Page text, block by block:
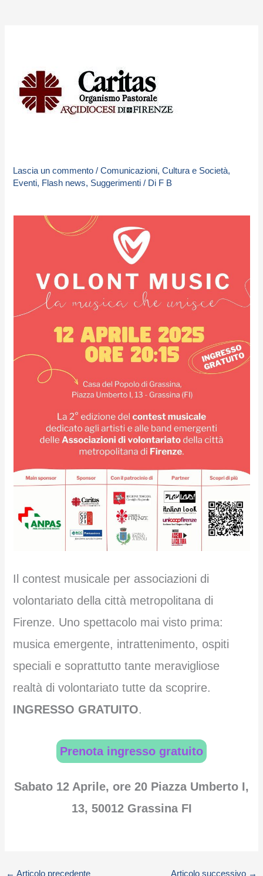
Lascia un commento /Comunicazioni,Cultura e Società,
Eventi, Flash news, Suggerimenti / Di F B
Il contest musicale per associazioni di
volontariato della città metropolitana di
Firenze. Uno spettacolo mai visto prima:
musica emergente, intrattenimento, ospiti
speciali e soprattutto tante meravigliose
realtà di volontariato tutte da scoprire.
INGRESSO GRATUITO.
Prenota ingresso gratuito
Sabato 12 Aprile, ore 20 Piazza Umberto I,
13, 50012 Grassina FI
← Articolo precedente Articolo successivo →